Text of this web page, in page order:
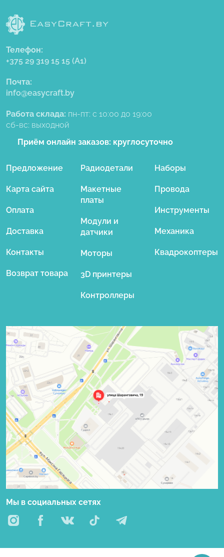
Телефон:
+375 29 319 15 15 (A1)
Почта:
info@easycraft.by
Работа склада: пн-пт: с 10:00 до 19:00
сб-вс: выходной
Приём онлайн заказов: круглосуточно
Предложение
Карта сайта
Оплата
Доставка
Контакты
Возврат товара
Радиодетали
Макетные
платы
Модули и
датчики
Моторы
3D принтеры
Контроллеры
Наборы
Провода
Инструменты
Механика
Квадрокоптеры
Мы в социальных сетях